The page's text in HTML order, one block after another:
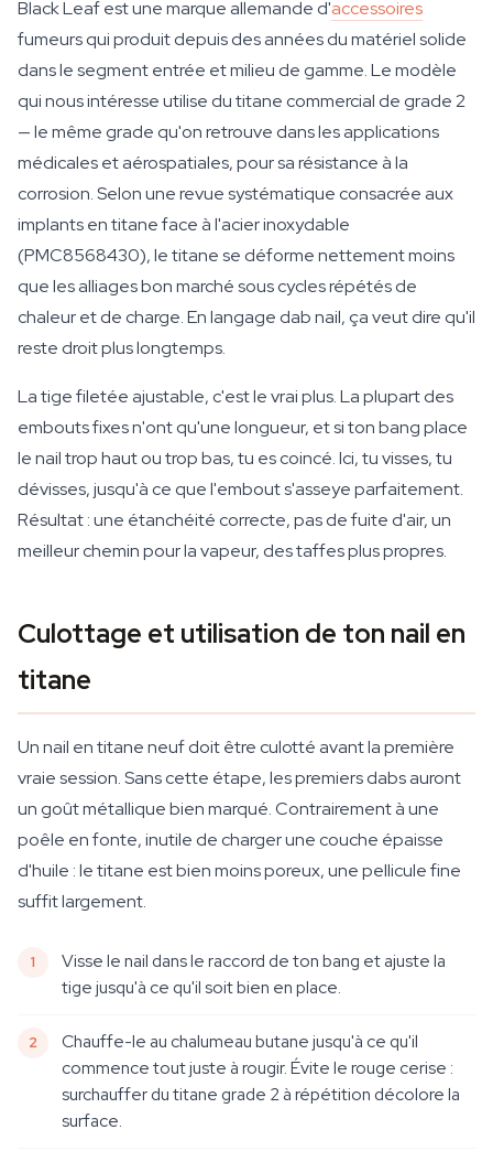
Black Leaf est une marque allemande d'accessoires
fumeurs qui produit depuis des années du matériel solide
dans le segment entrée et milieu de gamme. Le modèle
qui nous intéresse utilise du titane commercial de grade 2
— le même grade qu'on retrouve dans les applications
médicales et aérospatiales, pour sa résistance à la
corrosion. Selon une revue systématique consacrée aux
implants en titane face à l'acier inoxydable
(PMC8568430), le titane se déforme nettement moins
que les alliages bon marché sous cycles répétés de
chaleur et de charge. En langage dab nail, ça veut dire qu'il
reste droit plus longtemps.
La tige filetée ajustable, c'est le vrai plus. La plupart des
embouts fixes n'ont qu'une longueur, et si ton bang place
le nail trop haut ou trop bas, tu es coincé. Ici, tu visses, tu
dévisses, jusqu'à ce que l'embout s'asseye parfaitement.
Résultat : une étanchéité correcte, pas de fuite d'air, un
meilleur chemin pour la vapeur, des taffes plus propres.
Culottage et utilisation de ton nail en
titane
Un nail en titane neuf doit être culotté avant la première
vraie session. Sans cette étape, les premiers dabs auront
un goût métallique bien marqué. Contrairement à une
poêle en fonte, inutile de charger une couche épaisse
d'huile : le titane est bien moins poreux, une pellicule fine
suffit largement.
Visse le nail dans le raccord de ton bang et ajuste la
tige jusqu'à ce qu'il soit bien en place.
Chauffe-le au chalumeau butane jusqu'à ce qu'il
commence tout juste à rougir. Évite le rouge cerise :
surchauffer du titane grade 2 à répétition décolore la
surface.